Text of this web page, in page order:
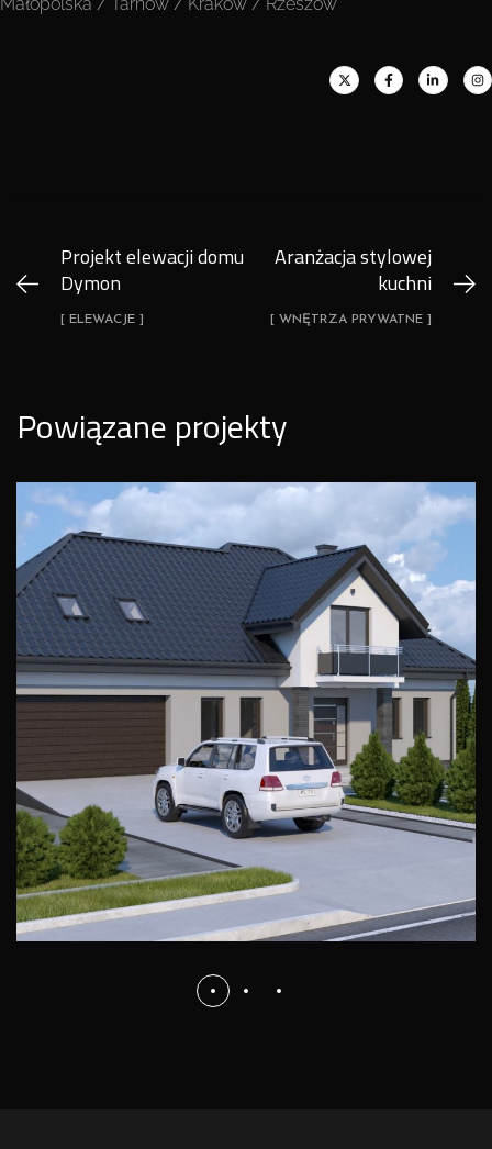
Projekt elewacji domu
Dymon
[ ELEWACJE ]
Aranżacja stylowej
kuchni
[ WNĘTRZA PRYWATNE ]
Powiązane projekty
Projekt elewacji domu Dymon
ELEWACJE